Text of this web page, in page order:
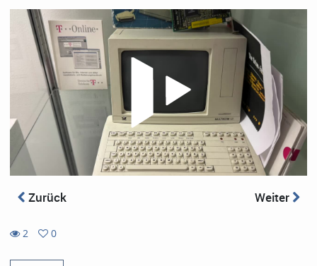
Zurück Weiter
2
0
favorites